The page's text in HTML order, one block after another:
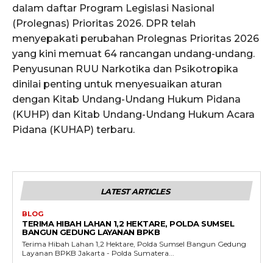
dalam daftar Program Legislasi Nasional
(Prolegnas) Prioritas 2026. DPR telah
menyepakati perubahan Prolegnas Prioritas 2026
yang kini memuat 64 rancangan undang-undang.
Penyusunan RUU Narkotika dan Psikotropika
dinilai penting untuk menyesuaikan aturan
dengan Kitab Undang-Undang Hukum Pidana
(KUHP) dan Kitab Undang-Undang Hukum Acara
Pidana (KUHAP) terbaru.
LATEST ARTICLES
BLOG
TERIMA HIBAH LAHAN 1,2 HEKTARE, POLDA SUMSEL
BANGUN GEDUNG LAYANAN BPKB
Terima Hibah Lahan 1,2 Hektare, Polda Sumsel Bangun Gedung
Layanan BPKB Jakarta - Polda Sumatera...